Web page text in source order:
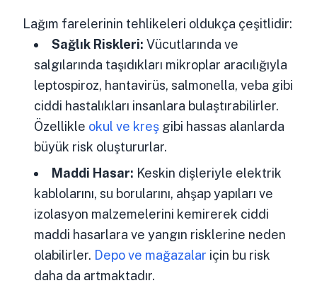
Lağım farelerinin tehlikeleri oldukça çeşitlidir:
Sağlık Riskleri: Vücutlarında ve
salgılarında taşıdıkları mikroplar aracılığıyla
leptospiroz, hantavirüs, salmonella, veba gibi
ciddi hastalıkları insanlara bulaştırabilirler.
Özellikle okul ve kreş gibi hassas alanlarda
büyük risk oluştururlar.
Maddi Hasar: Keskin dişleriyle elektrik
kablolarını, su borularını, ahşap yapıları ve
izolasyon malzemelerini kemirerek ciddi
maddi hasarlara ve yangın risklerine neden
olabilirler. Depo ve mağazalar için bu risk
daha da artmaktadır.